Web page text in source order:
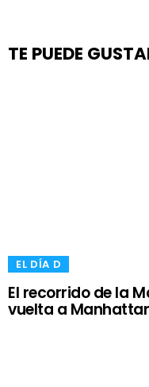
TE PUEDE
​EL DÍA D
El recorrido de la
vuelta a